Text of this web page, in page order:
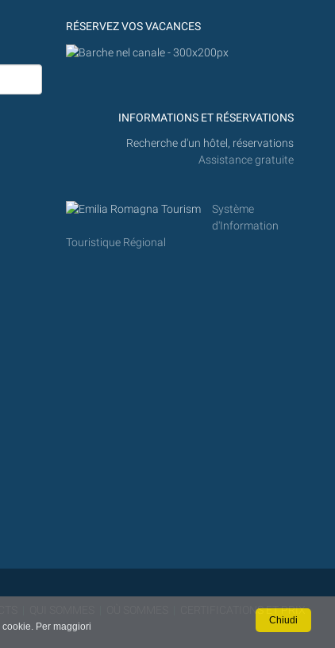
Per maggiori
Chiudi
RÉSERVEZ VOS VACANCES
INFORMATIONS ET RÉSERVATIONS
Recherche d'un hôtel, réservations
Assistance gratuite
Système
d'Information
Touristique Régional
CERTIFICATIONS ET PRIX